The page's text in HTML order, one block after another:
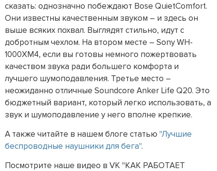
сказать: однозначно побеждают Bose QuietComfort.
Они известны качественным звуком – и здесь он
выше всяких похвал. Выглядят стильно, идут с
добротным чехлом. На втором месте – Sony WH-
1000XM4, если вы готовы немного пожертвовать
качеством звука ради большего комфорта и
лучшего шумоподавления. Третье место –
неожиданно отличные Soundcore Anker Life Q20. Это
бюджетный вариант, который легко использовать, а
звук и шумоподавление у него вполне крепкие.
А также читайте в нашем блоге статью "Лучшие
беспроводные наушники для бега".
Посмотрите наше видео в VK "КАК РАБОТАЕТ